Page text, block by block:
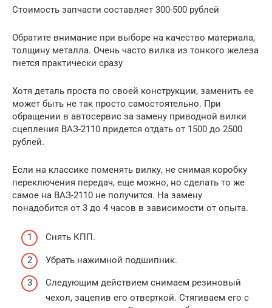
Стоимость запчасти составляет 300-500 рублей
Обратите внимание при выборе на качество материала,
толщину металла. Очень часто вилка из тонкого железа
гнется практически сразу
Хотя деталь проста по своей конструкции, заменить ее
может быть не так просто самостоятельно. При
обращении в автосервис за замену приводной вилки
сцепления ВАЗ-2110 придется отдать от 1500 до 2500
рублей.
Если на классике поменять вилку, не снимая коробку
переключения передач, еще можно, но сделать то же
самое на ВАЗ-2110 не получится. На замену
понадобится от 3 до 4 часов в зависимости от опыта.
Снять КПП.
Убрать нажимной подшипник.
Следующим действием снимаем резиновый
чехол, зацепив его отверткой. Стягиваем его с